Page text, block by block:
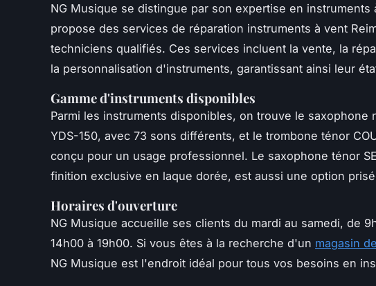
NG Musique se distingue par son expertise en instruments
propose des services de réparation instruments à vent
techniciens qualifiés. Ces services incluent la vente, la
la personnalisation d'instruments, garantissant ainsi leur
Gamme d'instruments disponibles
Parmi les instruments disponibles, on trouve le saxophone
YDS-150, avec 73 sons différents, et le trombone ténor
conçu pour un usage professionnel. Le saxophone ténor
finition exclusive en laque dorée, est aussi une option
Horaires d'ouverture
NG Musique accueille ses clients du mardi au samedi, de
14h00 à 19h00. Si vous êtes à la recherche d'un magasin
NG Musique est l'endroit idéal pour tous vos besoins en